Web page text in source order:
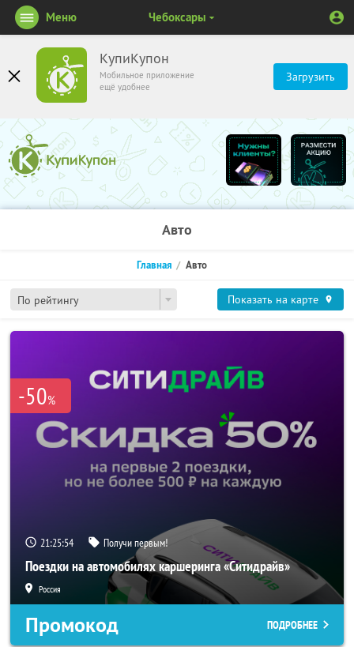
КупиКупон
Мобильное приложение
ещё удобнее
Загрузить
Меню Чебоксары
Авто
По рейтингу
Главная Авто
Показать на карте
-50%
21:25:54 Получи первым!
Поездки на автомобилях каршеринга «Ситидрайв»
Россия
Промокод ПОДРОБНЕЕ